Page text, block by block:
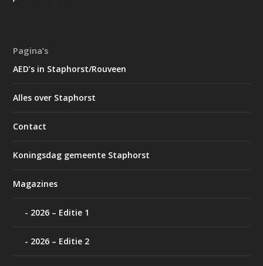
Pagina’s
AED’s in Staphorst/Rouveen
Alles over Staphorst
Contact
Koningsdag gemeente Staphorst
Magazines
2026 – Editie 1
2026 – Editie 2